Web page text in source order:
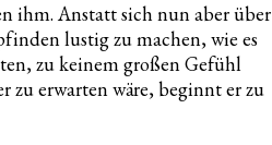
ihm. Anstatt sich nun aber über
lustig zu machen, wie es
zu keinem großen Gefühl
zu erwarten wäre, beginnt er zu